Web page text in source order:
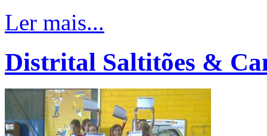
Ler mais...
Distrital Saltitões &